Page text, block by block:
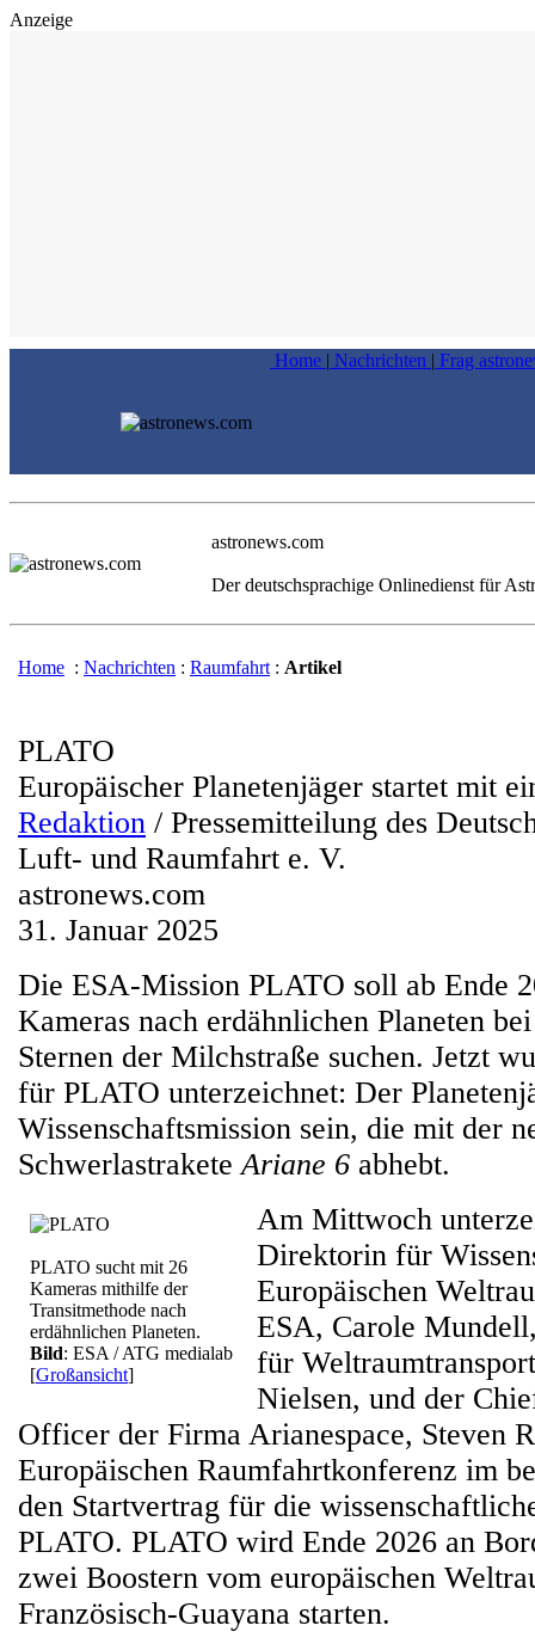
Anzeige
Home | Nachrichten | Frag
astronews.com
Der deutschsprachige Onlinedienst für
Home : Nachrichten : Raumfahrt : Artikel
PLATO
Europäischer Planetenjäger startet mit
Redaktion / Pressemitteilung des
Luft- und Raumfahrt e. V.
astronews.com
31. Januar 2025
Die ESA-Mission PLATO soll ab Ende
Kameras nach erdähnlichen Planeten
Sternen der Milchstraße suchen. Jetzt
für PLATO unterzeichnet: Der
Wissenschaftsmission sein, die mit der
SchwerlastraketeAriane 6 abhebt.
PLATO sucht mit 26
Kameras mithilfe der
Transitmethode nach
erdähnlichen Planeten.
Bild: ESA / ATG medialab
[Großansicht]
Am Mittwoch
Direktorin für
Europäischen
ESA, Carole
für
Nielsen, und der
Officer der Firma Arianespace, Steven
Europäischen Raumfahrtkonferenz im
den Startvertrag für die
PLATO. PLATO wird Ende 2026 an
zwei Boostern vom europäischen
Französisch-Guayana starten.